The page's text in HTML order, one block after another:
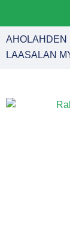
AHOLAHDEN
LAASALAN